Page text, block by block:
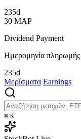
235d
30 ΜΑΡ
Dividend Payment
Ημερομηνία πληρωμής
235d
Μερίσματα Earnings
⌘ K